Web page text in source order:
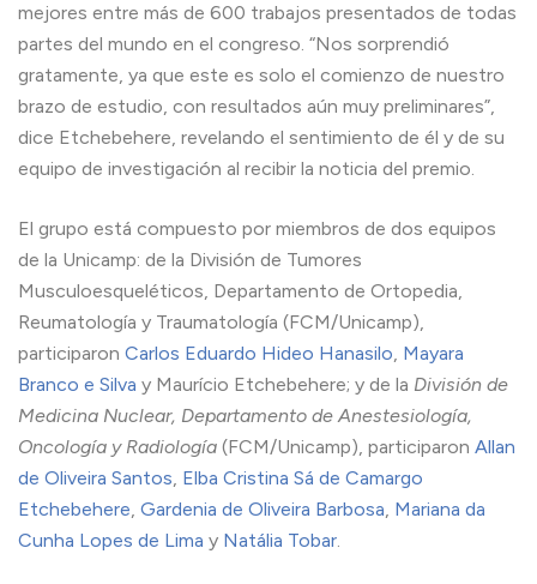
mejores entre más de 600 trabajos presentados de todas
partes del mundo en el congreso. “Nos sorprendió
gratamente, ya que este es solo el comienzo de nuestro
brazo de estudio, con resultados aún muy preliminares”,
dice Etchebehere, revelando el sentimiento de él y de su
equipo de investigación al recibir la noticia del premio.
El grupo está compuesto por miembros de dos equipos
de la Unicamp: de la División de Tumores
Musculoesqueléticos, Departamento de Ortopedia,
Reumatología y Traumatología (FCM/Unicamp),
participaron Carlos Eduardo Hideo Hanasilo, Mayara
Branco e Silva y Maurício Etchebehere; y de la División de
Medicina Nuclear, Departamento de Anestesiología,
Oncología y Radiología (FCM/Unicamp), participaron Allan
de Oliveira Santos, Elba Cristina Sá de Camargo
Etchebehere, Gardenia de Oliveira Barbosa, Mariana da
Cunha Lopes de Lima y Natália Tobar.